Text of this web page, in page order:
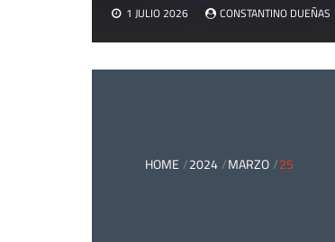
1 JULIO 2026 CONSTANTINO DUEÑAS
HOME 2024 MARZO 25